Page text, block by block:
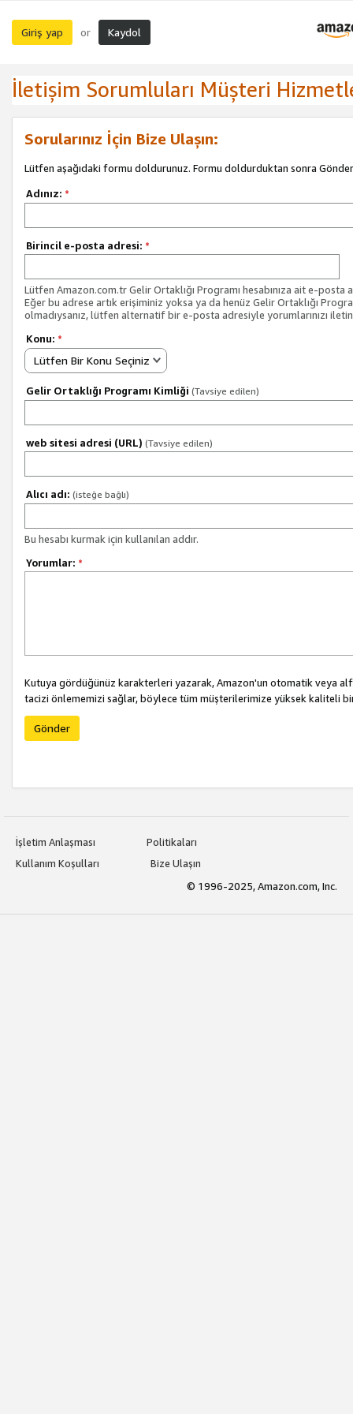
Giriş yap or Kaydol
İletişim Sorumluları Müşteri
Sorularınız İçin Bize Ulaşın:
Lütfen aşağıdaki formu doldurunuz. Formu doldurduktan sonra Gönder
Adınız: *
Birincil e-posta adresi: *
Lütfen Amazon.com.tr Gelir Ortaklığı Programı hesabınıza ait e-posta
Eğer bu adrese artık erişiminiz yoksa ya da henüz Gelir Ortaklığı
olmadıysanız, lütfen alternatif bir e-posta adresiyle yorumlarınızı
Konu: *
Lütfen Bir Konu Seçiniz
Gelir Ortaklığı Programı Kimliği (Tavsiye edilen)
web sitesi adresi (URL) (Tavsiye edilen)
Alıcı adı: (isteğe bağlı)
Bu hesabı kurmak için kullanılan addır.
Yorumlar: *
Kutuya gördüğünüz karakterleri yazarak, Amazon'un otomatik veya
tacizi önlememizi sağlar, böylece tüm müşterilerimize yüksek kaliteli
Gönder
İşletim Anlaşması
Politikaları
Kullanım Koşulları
Bize Ulaşın
© 1996-2025, Amazon.com, Inc.